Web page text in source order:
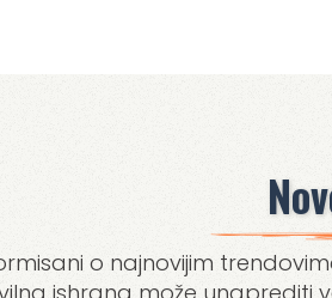
o najnovijim